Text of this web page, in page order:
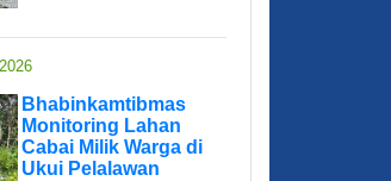
Bhabinkamtibmas
Monitoring Lahan
Cabai Milik Warga di
Ukui Pelalawan